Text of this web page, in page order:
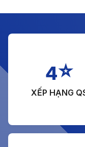
4☆
XẾP HẠNG